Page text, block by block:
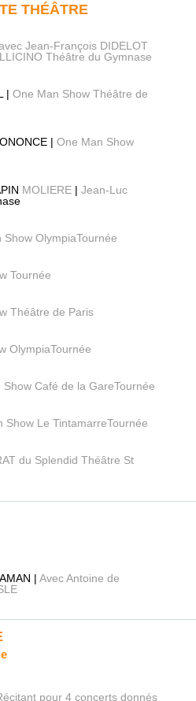
THÉÂTRE
Jean-François DIDELOT
Théâtre du Gymnase
| One Man Show Théâtre de
| One Man Show
MOLIERE | Jean-Luc
Show OlympiaTournée
Tournée
Théâtre de Paris
OlympiaTournée
Show Café de la GareTournée
Show Le TintamarreTournée
du Splendid Théâtre St
| Avec Antoine de
pour 4 concerts donnés